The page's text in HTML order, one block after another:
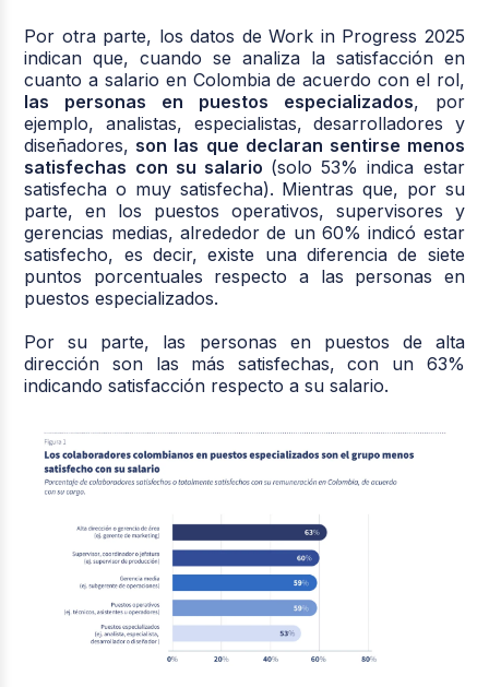
Por otra parte, los datos de Work in Progress 2025
indican que, cuando se analiza la satisfacción en
cuanto a salario en Colombia de acuerdo con el rol,
las personas en puestos especializados, por
ejemplo, analistas, especialistas, desarrolladores y
diseñadores, son las que declaran sentirse menos
satisfechas con su salario (solo 53% indica estar
satisfecha o muy satisfecha). Mientras que, por su
parte, en los puestos operativos, supervisores y
gerencias medias, alrededor de un 60% indicó estar
satisfecho, es decir, existe una diferencia de siete
puntos porcentuales respecto a las personas en
puestos especializados.
Por su parte, las personas en puestos de alta
dirección son las más satisfechas, con un 63%
indicando satisfacción respecto a su salario.